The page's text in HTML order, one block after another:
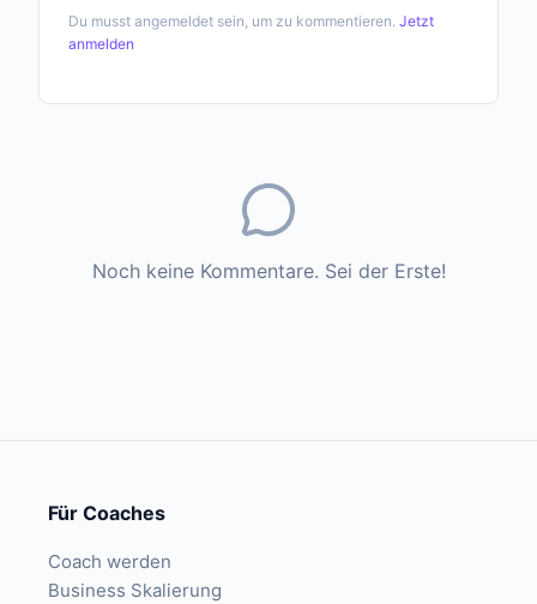
Du musst angemeldet sein, um zu kommentieren. Jetzt
anmelden
Noch keine Kommentare. Sei der Erste!
Für Coaches
Coach werden
Business Skalierung